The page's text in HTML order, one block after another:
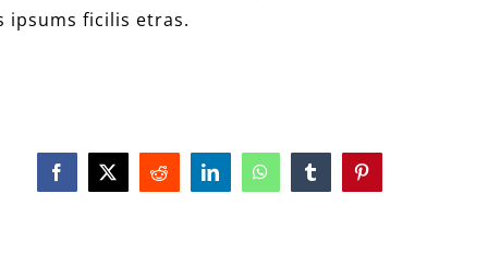
ipsums ficilis etras.
Facebook
X RedditLinkedInWhatsAppTumblrPinterest